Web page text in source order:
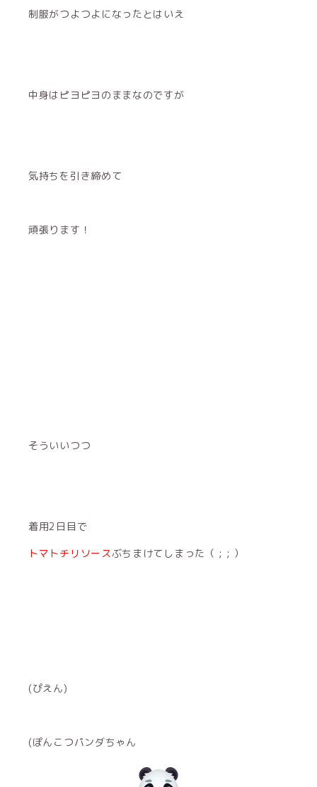
制服がつよつよになったとはいえ
中身はピヨピヨのままなのですが
気持ちを引き締めて
頑張ります！
そういいつつ
着用2日目で
トマトチリソースぶちまけてしまった（ ; ; ）
(ぴえん)
(ぽんこつパンダちゃん